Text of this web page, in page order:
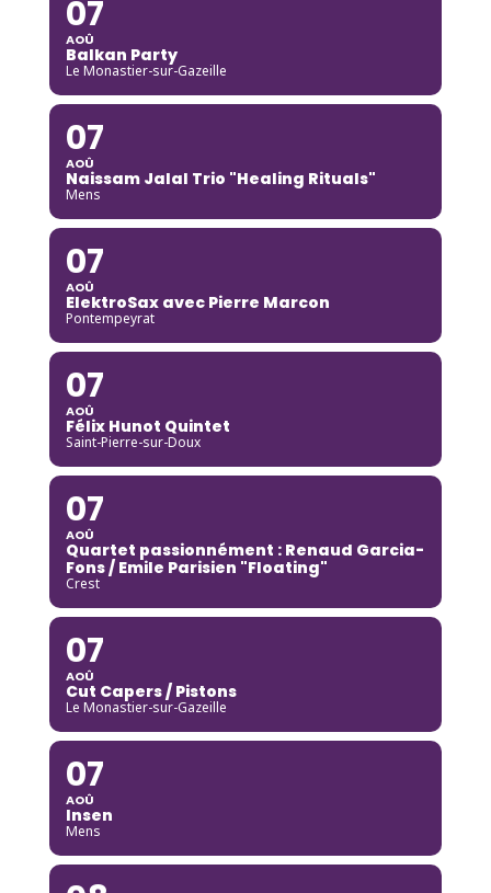
07
AOÛ
Balkan Party
Le Monastier-sur-Gazeille
07
AOÛ
Naissam Jalal Trio "Healing Rituals"
Mens
07
AOÛ
ElektroSax avec Pierre Marcon
Pontempeyrat
07
AOÛ
Félix Hunot Quintet
Saint-Pierre-sur-Doux
07
AOÛ
Quartet passionnément : Renaud Garcia-
Fons / Emile Parisien "Floating"
Crest
07
AOÛ
Cut Capers / Pistons
Le Monastier-sur-Gazeille
07
AOÛ
Insen
Mens